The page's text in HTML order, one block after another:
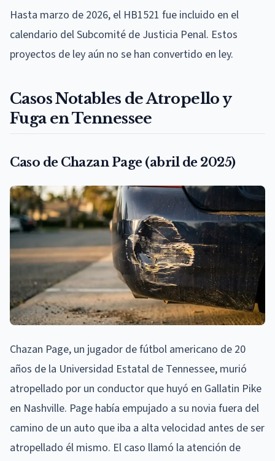
Hasta marzo de 2026, el HB1521 fue incluido en el
calendario del Subcomité de Justicia Penal. Estos
proyectos de ley aún no se han convertido en ley.
Casos Notables de Atropello y
Fuga en Tennessee
Caso de Chazan Page (abril de 2025)
Chazan Page, un jugador de fútbol americano de 20
años de la Universidad Estatal de Tennessee, murió
atropellado por un conductor que huyó en Gallatin Pike
en Nashville. Page había empujado a su novia fuera del
camino de un auto que iba a alta velocidad antes de ser
atropellado él mismo. El caso llamó la atención de